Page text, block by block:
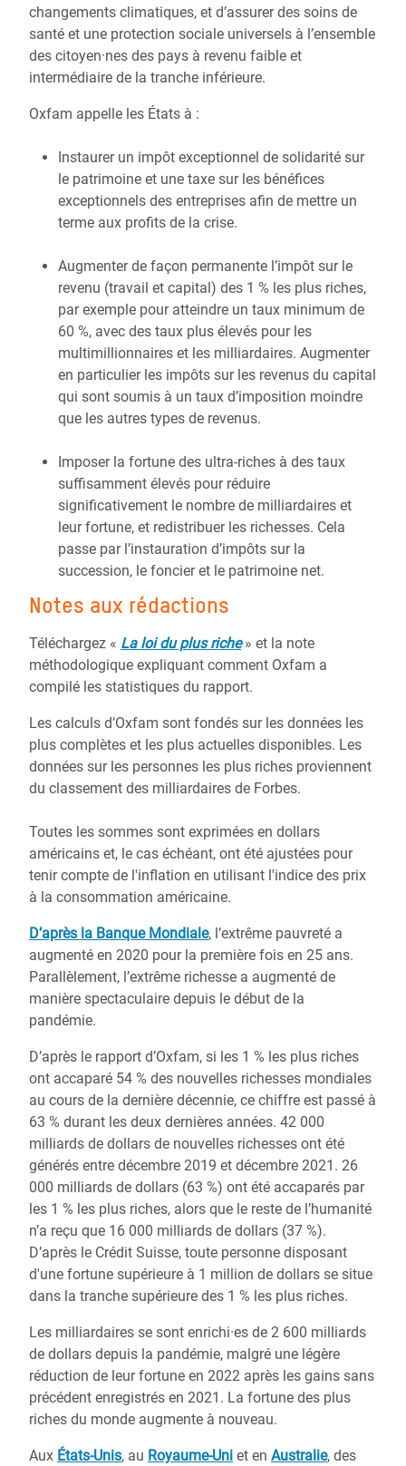
changements climatiques, et d’assurer des soins de
santé et une protection sociale universels à l’ensemble
des citoyen·nes des pays à revenu faible et
intermédiaire de la tranche inférieure.
Oxfam appelle les États à :
Instaurer un impôt exceptionnel de solidarité sur
le patrimoine et une taxe sur les bénéfices
exceptionnels des entreprises afin de mettre un
terme aux profits de la crise.
Augmenter de façon permanente l’impôt sur le
revenu (travail et capital) des 1 % les plus riches,
par exemple pour atteindre un taux minimum de
60 %, avec des taux plus élevés pour les
multimillionnaires et les milliardaires. Augmenter
en particulier les impôts sur les revenus du capital
qui sont soumis à un taux d’imposition moindre
que les autres types de revenus.
Imposer la fortune des ultra-riches à des taux
suffisamment élevés pour réduire
significativement le nombre de milliardaires et
leur fortune, et redistribuer les richesses. Cela
passe par l’instauration d’impôts sur la
succession, le foncier et le patrimoine net.
Notes aux rédactions
Téléchargez « La loi du plus riche» et la note
méthodologique expliquant comment Oxfam a
compilé les statistiques du rapport.
Les calculs d’Oxfam sont fondés sur les données les
plus complètes et les plus actuelles disponibles. Les
données sur les personnes les plus riches proviennent
du classement des milliardaires de Forbes.
Toutes les sommes sont exprimées en dollars
américains et, le cas échéant, ont été ajustées pour
tenir compte de l'inflation en utilisant l'indice des prix
à la consommation américaine.
D’après la Banque Mondiale, l’extrême pauvreté a
augmenté en 2020 pour la première fois en 25 ans.
Parallèlement, l’extrême richesse a augmenté de
manière spectaculaire depuis le début de la
pandémie.
D’après le rapport d’Oxfam, si les 1 % les plus riches
ont accaparé 54 % des nouvelles richesses mondiales
au cours de la dernière décennie, ce chiffre est passé à
63 % durant les deux dernières années. 42 000
milliards de dollars de nouvelles richesses ont été
générés entre décembre 2019 et décembre 2021. 26
000 milliards de dollars (63 %) ont été accaparés par
les 1 % les plus riches, alors que le reste de l’humanité
n’a reçu que 16 000 milliards de dollars (37 %).
D’après le Crédit Suisse, toute personne disposant
d'une fortune supérieure à 1 million de dollars se situe
dans la tranche supérieure des 1 % les plus riches.
Les milliardaires se sont enrichi·es de 2 600 milliards
de dollars depuis la pandémie, malgré une légère
réduction de leur fortune en 2022 après les gains sans
précédent enregistrés en 2021. La fortune des plus
riches du monde augmente à nouveau.
Aux États-Unis, au Royaume-Uni et en Australie, des